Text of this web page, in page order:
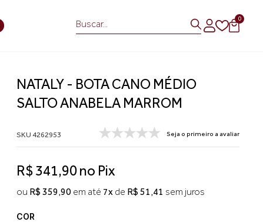
0
NATALY - BOTA CANO MÉDIO
SALTO ANABELA MARROM
SKU 4262953 Seja o primeiro a avaliar
R$ 341,90 no Pix
ou R$ 359,90em até 7x de R$ 51,41 sem juros
COR